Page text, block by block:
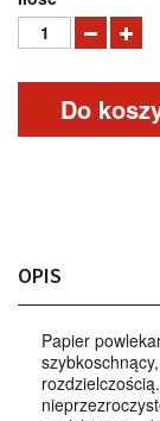
Do
OPIS
Papier